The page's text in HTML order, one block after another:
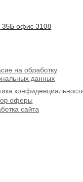
35Б офис 3108
на обработку
данных
оферы
сайта